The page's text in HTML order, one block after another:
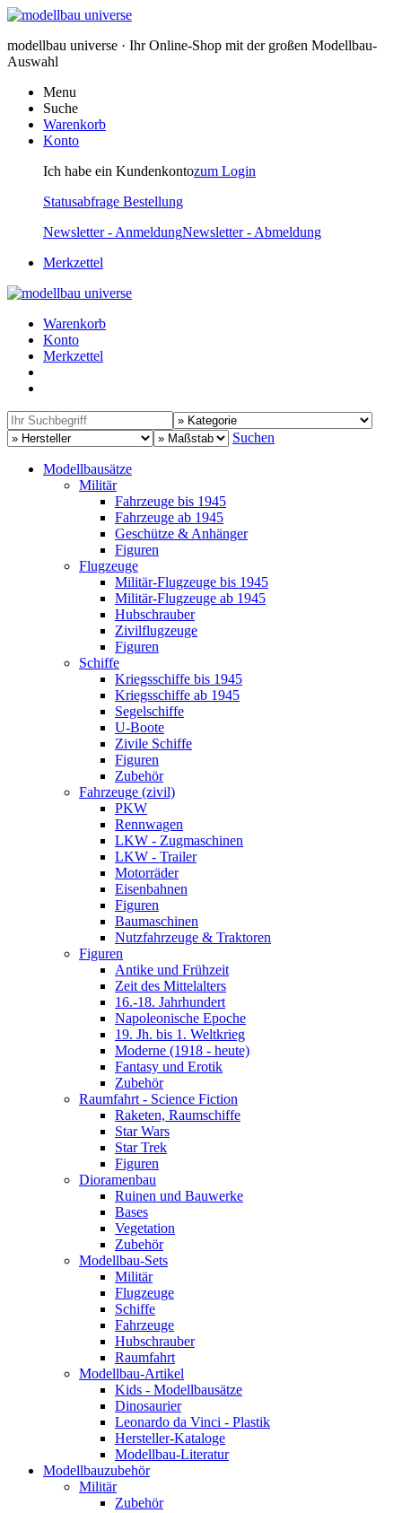
modellbau universe · Ihr Online-Shop mit der großen Modellbau-
Auswahl
Menu
Suche
Warenkorb
Konto
Ich habe ein Kundenkontozum Login
Statusabfrage Bestellung
Newsletter - AnmeldungNewsletter - Abmeldung
Merkzettel
Warenkorb
Konto
Merkzettel
Suchen
Modellbausätze
Militär
Fahrzeuge bis 1945
Fahrzeuge ab 1945
Geschütze & Anhänger
Figuren
Flugzeuge
Militär-Flugzeuge bis 1945
Militär-Flugzeuge ab 1945
Hubschrauber
Zivilflugzeuge
Figuren
Schiffe
Kriegsschiffe bis 1945
Kriegsschiffe ab 1945
Segelschiffe
U-Boote
Zivile Schiffe
Figuren
Zubehör
Fahrzeuge (zivil)
PKW
Rennwagen
LKW - Zugmaschinen
LKW - Trailer
Motorräder
Eisenbahnen
Figuren
Baumaschinen
Nutzfahrzeuge & Traktoren
Figuren
Antike und Frühzeit
Zeit des Mittelalters
16.-18. Jahrhundert
Napoleonische Epoche
19. Jh. bis 1. Weltkrieg
Moderne (1918 - heute)
Fantasy und Erotik
Zubehör
Raumfahrt - Science Fiction
Raketen, Raumschiffe
Star Wars
Star Trek
Figuren
Dioramenbau
Ruinen und Bauwerke
Bases
Vegetation
Zubehör
Modellbau-Sets
Militär
Flugzeuge
Schiffe
Fahrzeuge
Hubschrauber
Raumfahrt
Modellbau-Artikel
Kids - Modellbausätze
Dinosaurier
Leonardo da Vinci - Plastik
Hersteller-Kataloge
Modellbau-Literatur
Modellbauzubehör
Militär
Zubehör